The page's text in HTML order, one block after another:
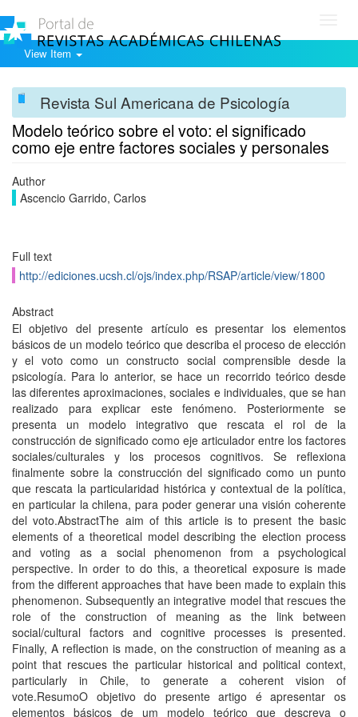
View Item
Revista Sul Americana de Psicología
Modelo teórico sobre el voto: el significado
como eje entre factores sociales y personales
Author
Ascencio Garrido, Carlos
Full text
http://ediciones.ucsh.cl/ojs/index.php/RSAP/article/view/1800
Abstract
El objetivo del presente artículo es presentar los elementos
básicos de un modelo teórico que describa el proceso de elección
y el voto como un constructo social comprensible desde la
psicología. Para lo anterior, se hace un recorrido teórico desde
las diferentes aproximaciones, sociales e individuales, que se han
realizado para explicar este fenómeno. Posteriormente se
presenta un modelo integrativo que rescata el rol de la
construcción de significado como eje articulador entre los factores
sociales/culturales y los procesos cognitivos. Se reflexiona
finalmente sobre la construcción del significado como un punto
que rescata la particularidad histórica y contextual de la política,
en particular la chilena, para poder generar una visión coherente
del voto.AbstractThe aim of this article is to present the basic
elements of a theoretical model describing the election process
and voting as a social phenomenon from a psychological
perspective. In order to do this, a theoretical exposure is made
from the different approaches that have been made to explain this
phenomenon. Subsequently an integrative model that rescues the
role of the construction of meaning as the link between
social/cultural factors and cognitive processes is presented.
Finally, A reflection is made, on the construction of meaning as a
point that rescues the particular historical and political context,
particularly in Chile, to generate a coherent vision of
vote.ResumoO objetivo do presente artigo é apresentar os
elementos básicos de um modelo teórico que descreva o